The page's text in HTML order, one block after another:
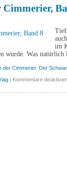
Cimmerier,
im
wurde. Was
der Cimmerier, Der
| Kommentare